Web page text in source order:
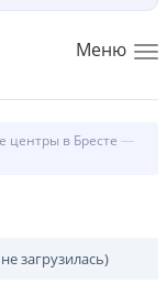
Меню
центры в Бресте